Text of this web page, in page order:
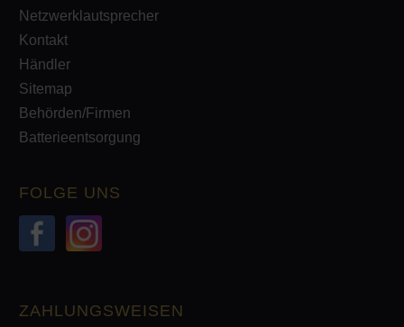
Netzwerklautsprecher
Kontakt
Händler
Sitemap
Behörden/Firmen
Batterieentsorgung
FOLGE UNS
ZAHLUNGSWEISEN